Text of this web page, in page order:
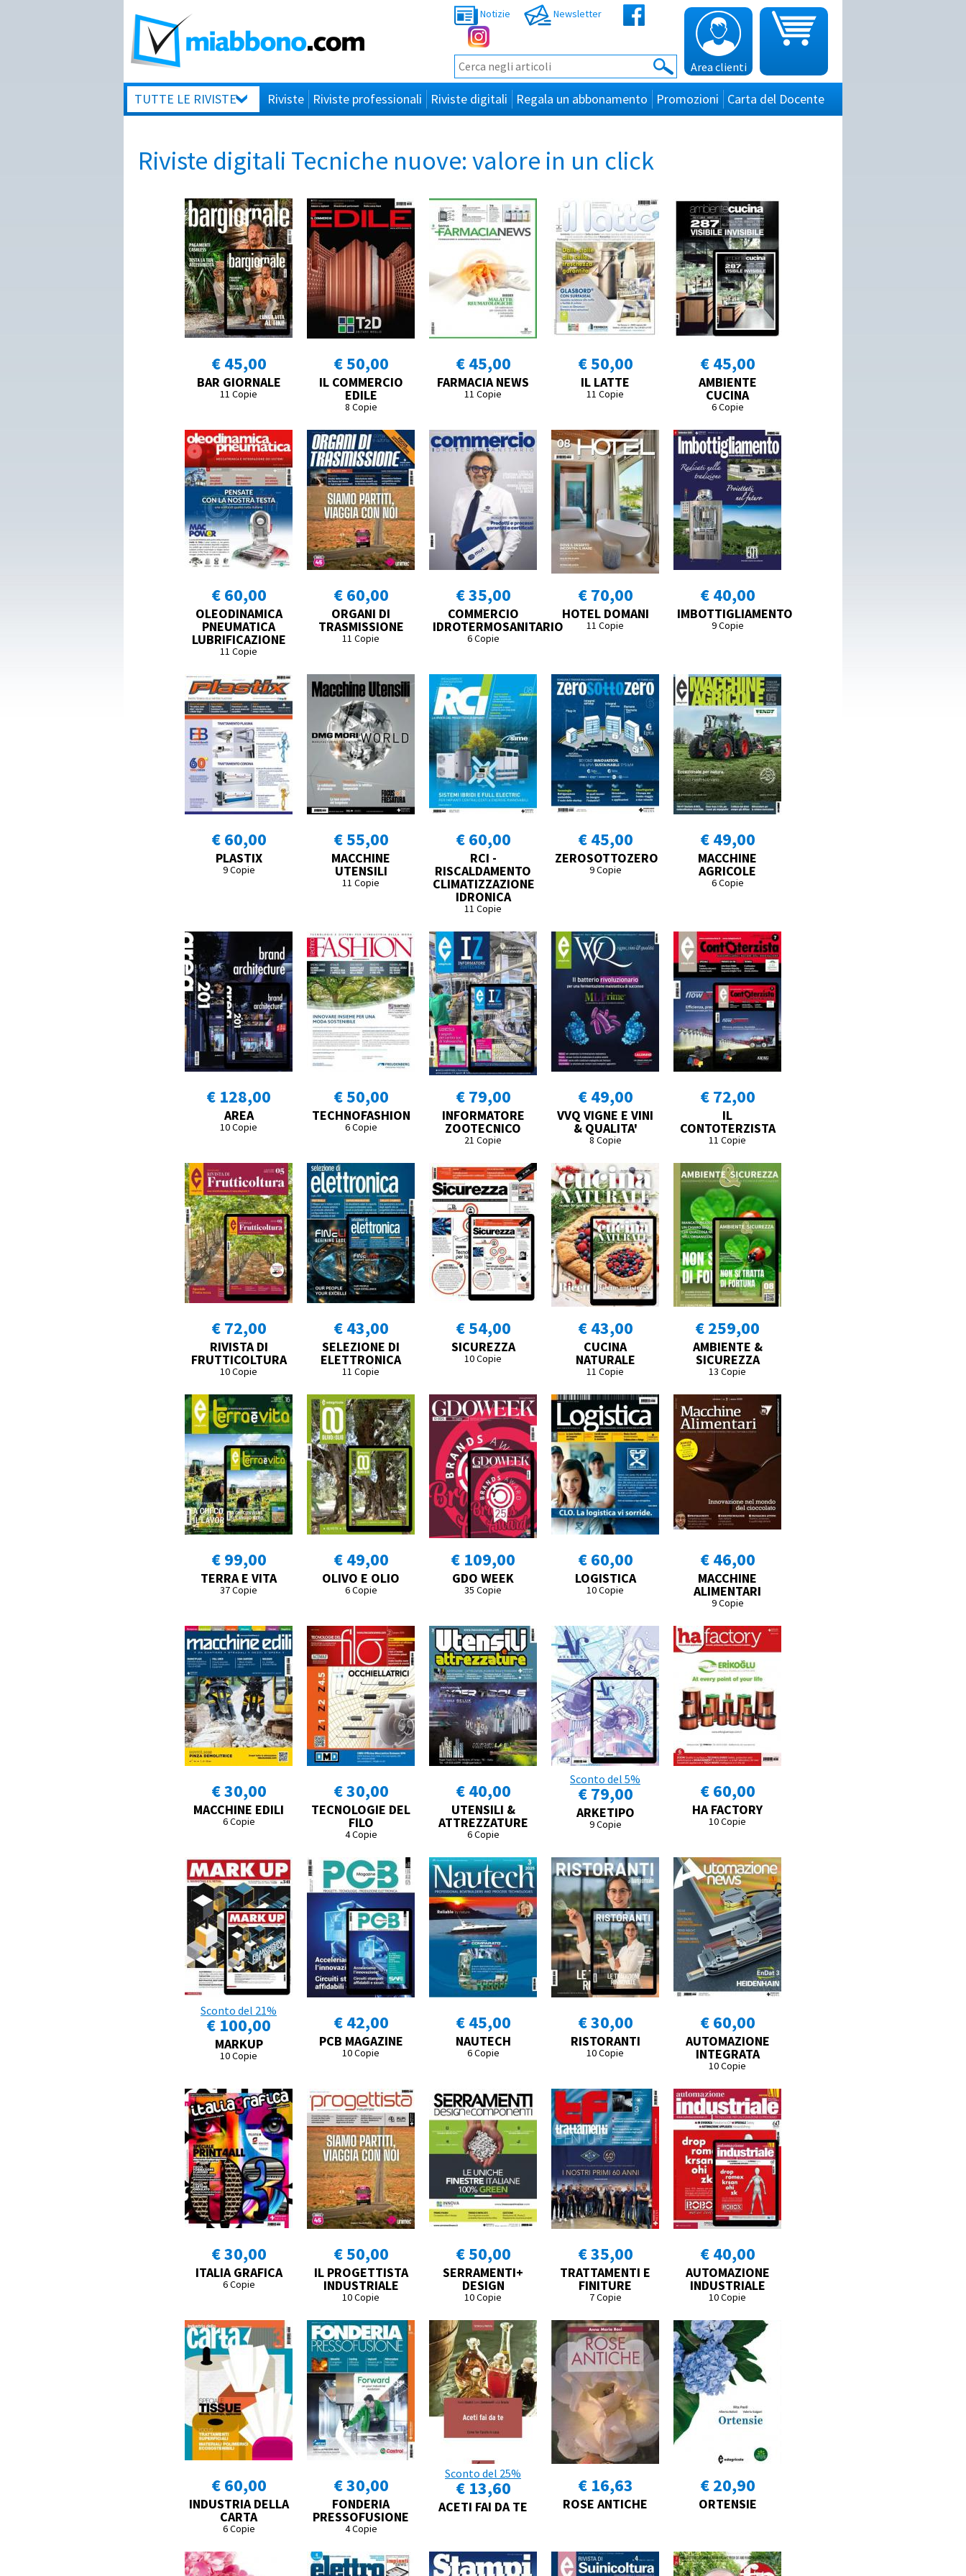
Notizie Newsletter
Area clienti
TUTTE LE RIVISTE Riviste Riviste professionali Riviste digitali Regala un abbonamento Promozioni Carta del Docente
Riviste digitali Tecniche nuove: valore in un click
€ 45,00
BAR GIORNALE
11 Copie
€ 50,00
IL COMMERCIO
EDILE
8 Copie
€ 45,00
FARMACIA NEWS
11 Copie
€ 50,00
IL LATTE
11 Copie
€ 45,00
AMBIENTE
CUCINA
6 Copie
€ 60,00
OLEODINAMICA
PNEUMATICA
LUBRIFICAZIONE
11 Copie
€ 60,00
ORGANI DI
TRASMISSIONE
11 Copie
€ 35,00
COMMERCIO
IDROTERMOSANITARIO
6 Copie
€ 70,00
HOTEL DOMANI
11 Copie
€ 40,00
IMBOTTIGLIAMENTO
9 Copie
€ 60,00
PLASTIX
9 Copie
€ 55,00
MACCHINE
UTENSILI
11 Copie
€ 60,00
RCI -
RISCALDAMENTO
CLIMATIZZAZIONE
IDRONICA
11 Copie
€ 45,00
ZEROSOTTOZERO
9 Copie
€ 49,00
MACCHINE
AGRICOLE
6 Copie
€ 128,00
AREA
10 Copie
€ 50,00
TECHNOFASHION
6 Copie
€ 79,00
INFORMATORE
ZOOTECNICO
21 Copie
€ 49,00
VVQ VIGNE E VINI
& QUALITA'
8 Copie
€ 72,00
IL
CONTOTERZISTA
11 Copie
€ 72,00
RIVISTA DI
FRUTTICOLTURA
10 Copie
€ 43,00
SELEZIONE DI
ELETTRONICA
11 Copie
€ 54,00
SICUREZZA
10 Copie
€ 43,00
CUCINA
NATURALE
11 Copie
€ 259,00
AMBIENTE &
SICUREZZA
13 Copie
€ 99,00
TERRA E VITA
37 Copie
€ 49,00
OLIVO E OLIO
6 Copie
€ 109,00
GDO WEEK
35 Copie
€ 60,00
LOGISTICA
10 Copie
€ 46,00
MACCHINE
ALIMENTARI
9 Copie
€ 30,00
MACCHINE EDILI
6 Copie
€ 30,00
TECNOLOGIE DEL
FILO
4 Copie
€ 40,00
UTENSILI &
ATTREZZATURE
6 Copie
Sconto del 5%
€ 79,00
ARKETIPO
9 Copie
€ 60,00
HA FACTORY
10 Copie
Sconto del 21%
€ 100,00
MARKUP
10 Copie
€ 42,00
PCB MAGAZINE
10 Copie
€ 45,00
NAUTECH
6 Copie
€ 30,00
RISTORANTI
10 Copie
€ 60,00
AUTOMAZIONE
INTEGRATA
10 Copie
€ 30,00
ITALIA GRAFICA
6 Copie
€ 50,00
IL PROGETTISTA
INDUSTRIALE
10 Copie
€ 50,00
SERRAMENTI+
DESIGN
10 Copie
€ 35,00
TRATTAMENTI E
FINITURE
7 Copie
€ 40,00
AUTOMAZIONE
INDUSTRIALE
10 Copie
€ 60,00
INDUSTRIA DELLA
CARTA
6 Copie
€ 30,00
FONDERIA
PRESSOFUSIONE
4 Copie
Sconto del 25%
€ 13,60
ACETI FAI DA TE
€ 16,63
ROSE ANTICHE
€ 20,90
ORTENSIE